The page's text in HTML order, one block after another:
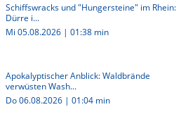
Schiffswracks und "Hungersteine" im Rhein:
Dürre i...
Mi 05.08.2026 | 01:38 min
Apokalyptischer Anblick: Waldbrände
verwüsten Wash...
Do 06.08.2026 | 01:04 min